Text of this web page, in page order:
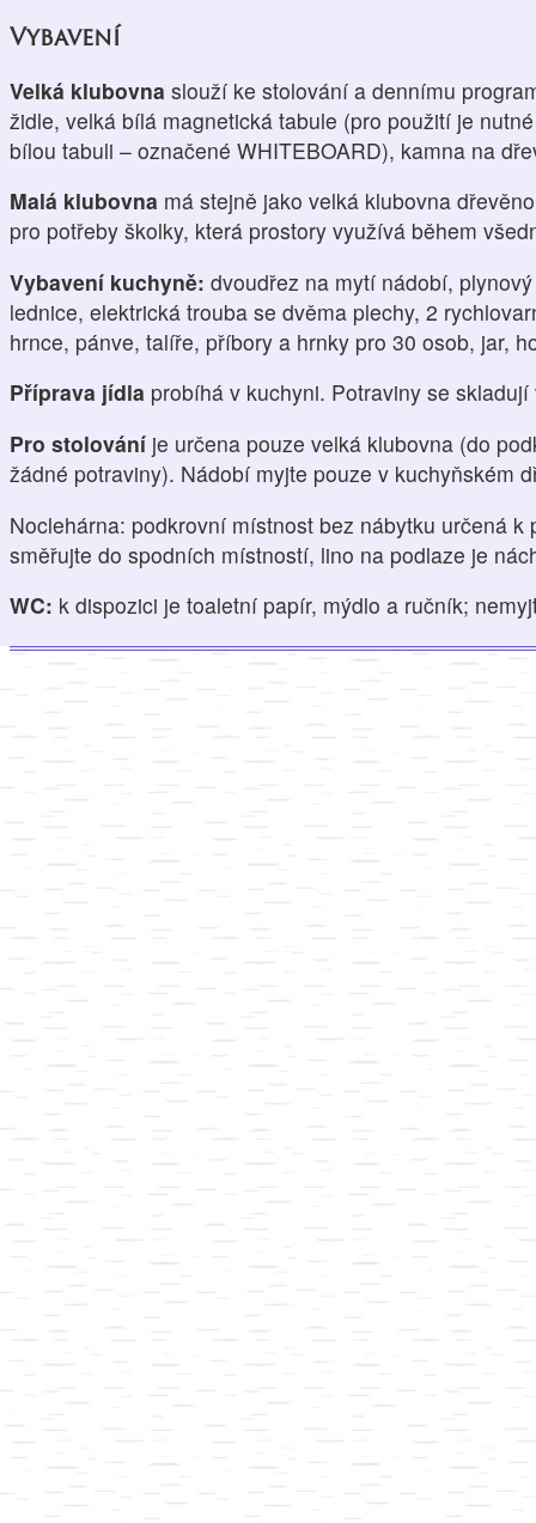
Vybavení
Velká klubovna slouží ke stolování a dennímu
židle, velká bílá magnetická tabule (pro použití je
bílou tabuli – označené WHITEBOARD), kamna na
Malá klubovna má stejně jako velká klubovna
pro potřeby školky, která prostory využívá během
Vybavení kuchyně: dvoudřez na mytí nádobí,
lednice, elektrická trouba se dvěma plechy, 2
hrnce, pánve, talíře, příbory a hrnky pro 30 osob, jar,
Příprava jídla probíhá v kuchyni. Potraviny se skladují
Pro stolování je určena pouze velká klubovna (do
žádné potraviny). Nádobí myjte pouze v kuchyňském
Noclehárna: podkrovní místnost bez nábytku určená
směřujte do spodních místností, lino na podlaze je
WC: k dispozici je toaletní papír, mýdlo a ručník;